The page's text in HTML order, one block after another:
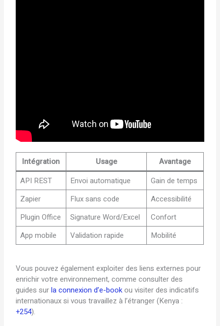
Intégration Usage
Avantage
API REST
Envoi automatique
Gain de temps
Zapier
Flux sans code
Accessibilité
Plugin Office
Signature Word/Excel
Confort
App mobile
Validation rapide Mobilité
Vous pouvez également exploiter des liens externes pour
enrichir votre environnement, comme consulter des
guides surla connexion d’e-bookou visiter des indicatifs
internationaux si vous travaillez à l’étranger (Kenya :
+254).